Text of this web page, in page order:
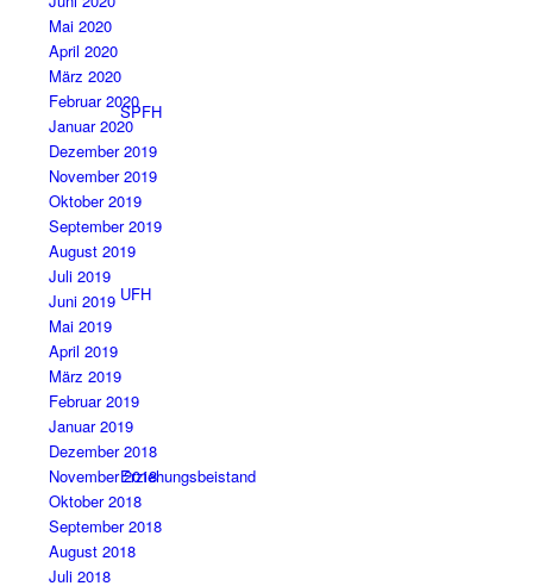
SPFH
UFH
Erziehungsbeistand
Mai 2020
April 2020
März 2020
Februar 2020
Januar 2020
Dezember 2019
November 2019
Oktober 2019
September 2019
August 2019
Juli 2019
Juni 2019
Mai 2019
April 2019
März 2019
Februar 2019
Januar 2019
Dezember 2018
November 2018
Oktober 2018
September 2018
August 2018
Juli 2018